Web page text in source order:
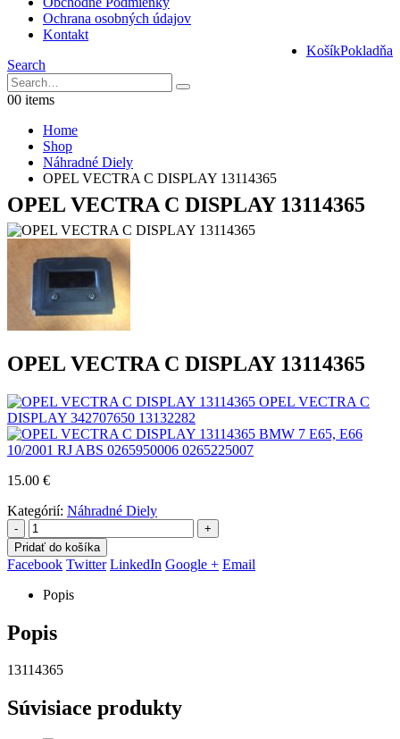
Ochrana osobných údajov
Kontakt
KošíkPokladňa
Search
00 items
Home
Shop
Náhradné Diely
OPEL VECTRA C DISPLAY 13114365
OPEL VECTRA C DISPLAY 13114365
OPEL VECTRA C DISPLAY 13114365
OPEL VECTRA C
DISPLAY 342707650 13132282
BMW 7 E65, E66
10/2001 RJ ABS 0265950006 0265225007
15.00 €
Kategórií: Náhradné Diely
-
+
Pridať do košíka
Facebook Twitter LinkedIn Google + Email
Popis
Popis
13114365
Súvisiace produkty